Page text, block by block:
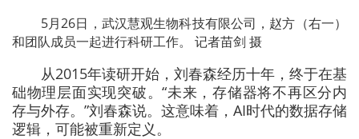
5月26日，武汉慧观生物科技有限公司，赵方（右一）
和团队成员一起进行科研工作。 记者苗剑 摄
从2015年读研开始，刘春森经历十年，终于在基
础物理层面实现突破。“未来，存储器将不再区分内
存与外存。”刘春森说。这意味着，AI时代的数据存储
逻辑，可能被重新定义。